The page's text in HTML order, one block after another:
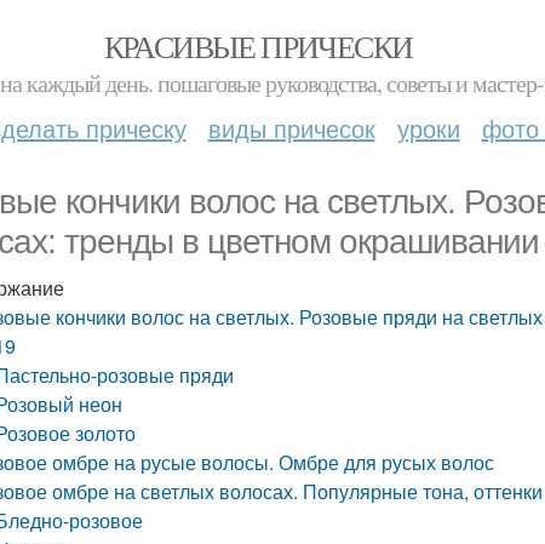
КРАСИВЫЕ ПРИЧЕСКИ
каждый день. пошаговые руководства, советы и
прическу виды причесок уроки фото
кончики волос на светлых.
тренды в цветном
кончики волос на светлых. Розовые пряди на
розовые пряди
неон
золото
омбре на русые волосы. Омбре для русых волос
омбре на светлых волосах. Популярные тона,
розовое